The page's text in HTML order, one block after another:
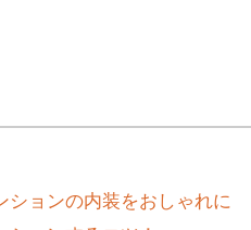
ションの内装をおしゃれに